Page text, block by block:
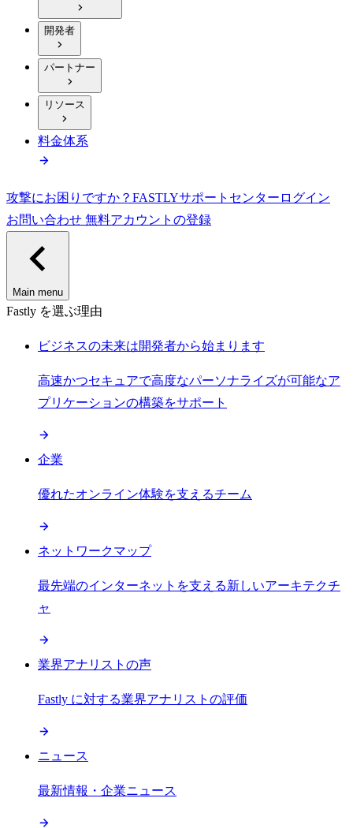
開発者
パートナー
リソース
料金体系
攻撃にお困りですか？ FASTLYサポートセンター ログイン
お問い合わせ 無料アカウントの登録
Main menu
Fastly を選ぶ理由
ビジネスの未来は開発者から始まります
高速かつセキュアで高度なパーソナライズが可能なア
プリケーションの構築をサポート
企業
優れたオンライン体験を支えるチーム
ネットワークマップ
最先端のインターネットを支える新しいアーキテクチ
ャ
業界アナリストの声
Fastly に対する業界アナリストの評価
ニュース
最新情報・企業ニュース